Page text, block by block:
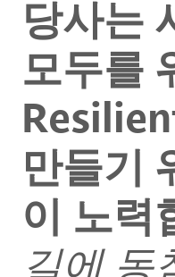
당사는
모두를
만들기
이 노력
길에 동